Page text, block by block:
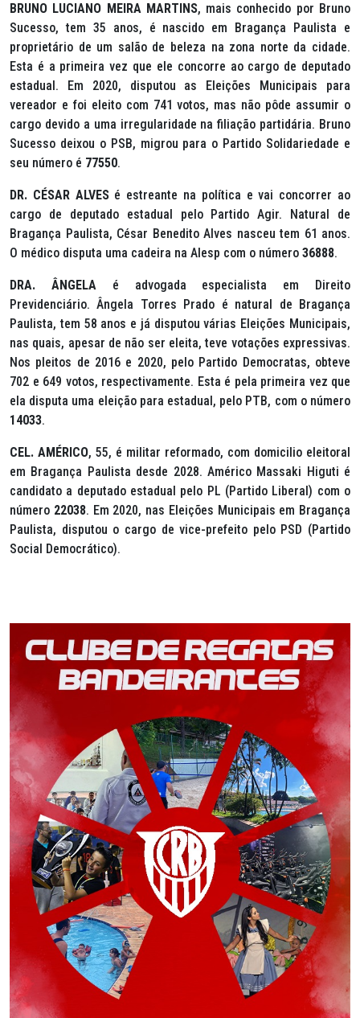
BRUNO LUCIANO MEIRA MARTINS, mais conhecido por Bruno
Sucesso, tem 35 anos, é nascido em Bragança Paulista e
proprietário de um salão de beleza na zona norte da cidade.
Esta é a primeira vez que ele concorre ao cargo de deputado
estadual. Em 2020, disputou as Eleições Municipais para
vereador e foi eleito com 741 votos, mas não pôde assumir o
cargo devido a uma irregularidade na filiação partidária. Bruno
Sucesso deixou o PSB, migrou para o Partido Solidariedade e
seu número é 77550.
DR. CÉSAR ALVESé estreante na política e vai concorrer ao
cargo de deputado estadual pelo Partido Agir. Natural de
Bragança Paulista, César Benedito Alves nasceu tem 61 anos.
O médico disputa uma cadeira na Alesp com o número 36888.
DRA. ÂNGELAé advogada especialista em Direito
Previdenciário. Ângela Torres Prado é natural de Bragança
Paulista, tem 58 anos e já disputou várias Eleições Municipais,
nas quais, apesar de não ser eleita, teve votações expressivas.
Nos pleitos de 2016 e 2020, pelo Partido Democratas, obteve
702 e 649 votos, respectivamente. Esta é pela primeira vez que
ela disputa uma eleição para estadual, pelo PTB, com o número
14033.
CEL. AMÉRICO, 55, é militar reformado, com domicilio eleitoral
em Bragança Paulista desde 2028. Américo Massaki Higuti é
candidato a deputado estadual pelo PL (Partido Liberal) com o
número 22038. Em 2020, nas Eleições Municipais em Bragança
Paulista, disputou o cargo de vice-prefeito pelo PSD (Partido
Social Democrático).